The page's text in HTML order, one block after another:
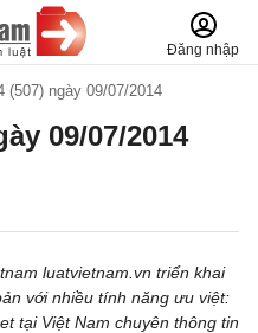
Đăng nhập
(507) ngày 09/07/2014
09/07/2014
luatvietnam.vn triển khai
với nhiều tính năng ưu việt:
tại Việt Nam chuyên thông tin